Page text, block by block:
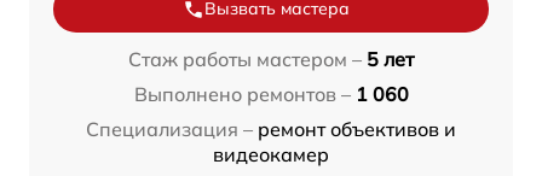
Вызвать мастера
Стаж работы мастером – 5 лет
Выполнено ремонтов – 1 060
Специализация – ремонт объективов и
видеокамер